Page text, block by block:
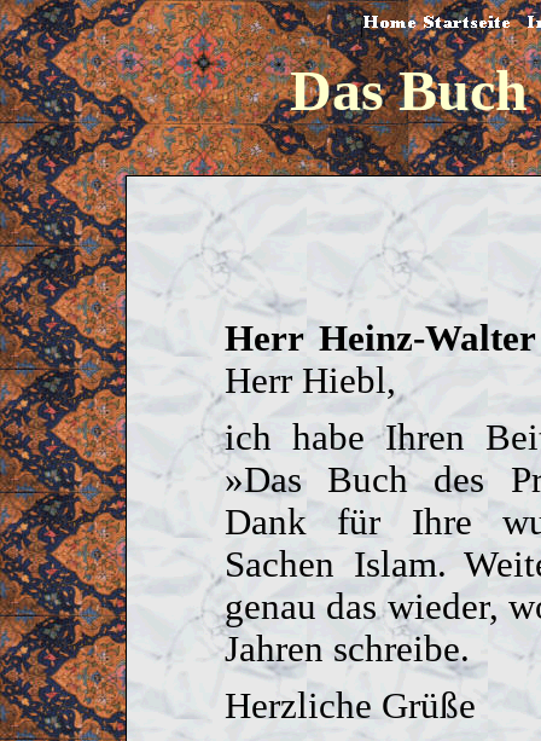
|
Das
Herr Heinz-
Herr Hiebl,
ich habe Ihren
»Das Buch des
Dank für Ihre
Sachen Islam.
genau das wieder,
Jahren schreibe.
Herzliche Grüße